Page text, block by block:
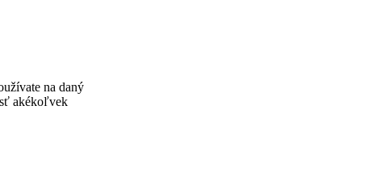
na daný
akékoľvek